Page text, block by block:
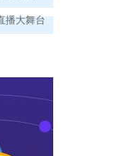
播大舞台